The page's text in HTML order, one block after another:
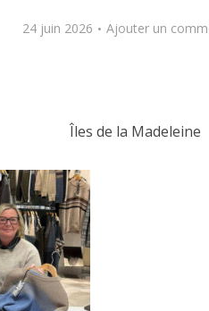
24 juin 2026 Ajouter un
Îles de la Madeleine